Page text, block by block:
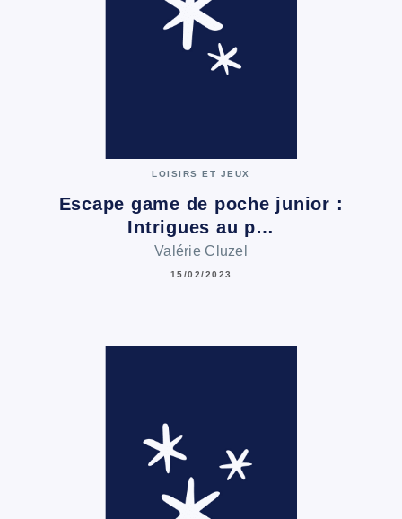
LOISIRS ET JEUX
Escape game de poche junior :
Intrigues au p…
Valérie Cluzel
15/02/2023